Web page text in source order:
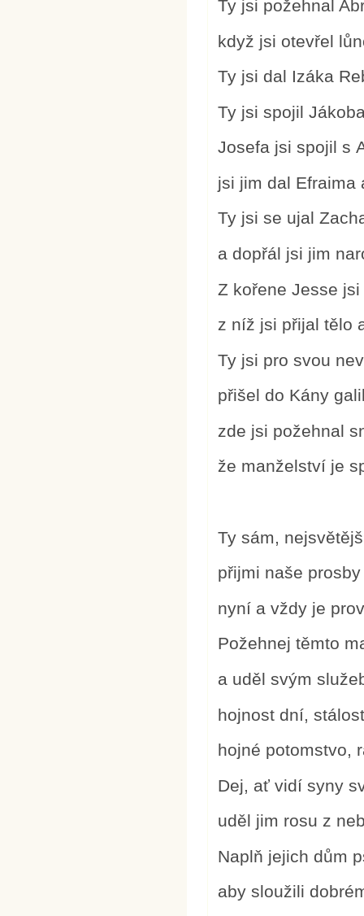
Ty jsi požehnal
když jsi otevřel
Ty jsi dal Izáka
Ty jsi spojil
Josefa jsi spojil s
jsi jim dal Efraima
Ty jsi se ujal
a dopřál jsi jim
Z kořene Jesse
z níž jsi přijal tělo
Ty jsi pro svou
přišel do Kány
zde jsi požehnal
že manželství je
Ty sám,
přijmi naše
nyní a vždy je
Požehnej těmto
a uděl svým
hojnost dní,
hojné potomstvo,
Dej, ať vidí syny
uděl jim rosu z
Naplň jejich dům
aby sloužili